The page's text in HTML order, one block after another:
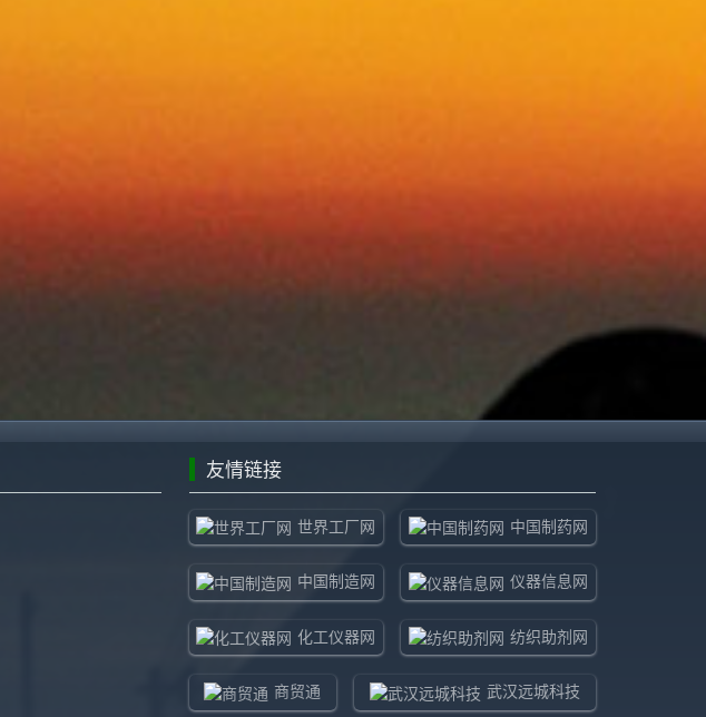
友情链接
世界工厂网 中国制药网
中国制造网 仪器信息网
化工仪器网 纺织助剂网
商贸通 武汉远城科技